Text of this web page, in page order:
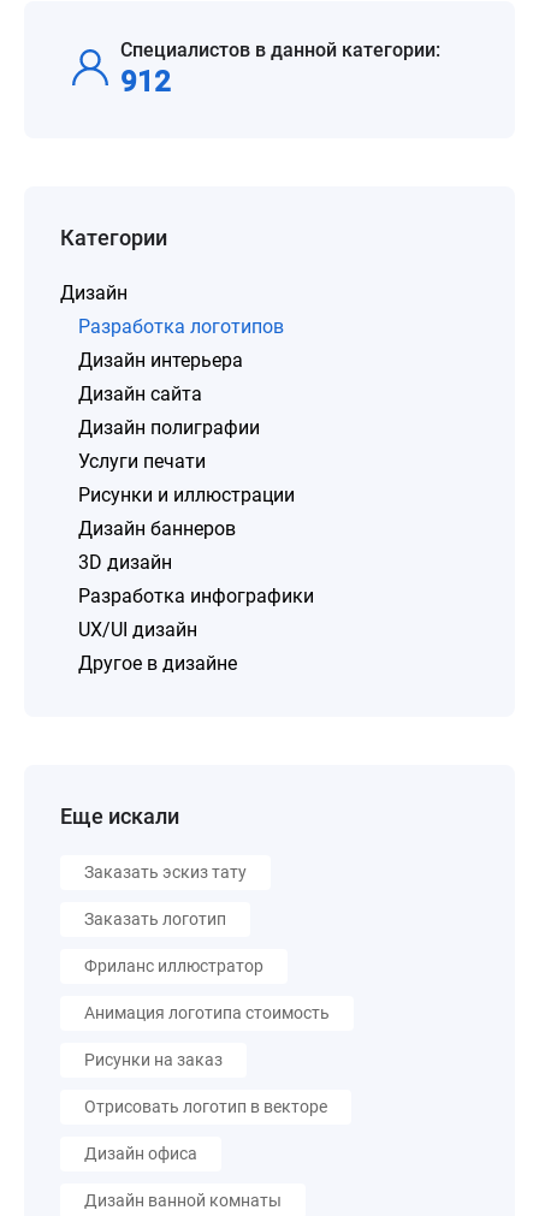
Специалистов в данной категории:
912
Категории
Дизайн
Разработка логотипов
Дизайн интерьера
Дизайн сайта
Дизайн полиграфии
Услуги печати
Рисунки и иллюстрации
Дизайн баннеров
3D дизайн
Разработка инфографики
UX/UI дизайн
Другое в дизайне
Еще искали
Заказать эскиз тату
Заказать логотип
Фриланс иллюстратор
Анимация логотипа стоимость
Рисунки на заказ
Отрисовать логотип в векторе
Дизайн офиса
Дизайн ванной комнаты